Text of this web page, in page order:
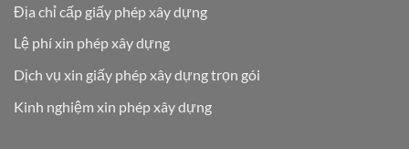
Địa chỉ cấp giấy phép xây dựng
Lệ phí xin phép xây dựng
Dịch vụ xin giấy phép xây dựng trọn gói
Kinh nghiệm xin phép xây dựng